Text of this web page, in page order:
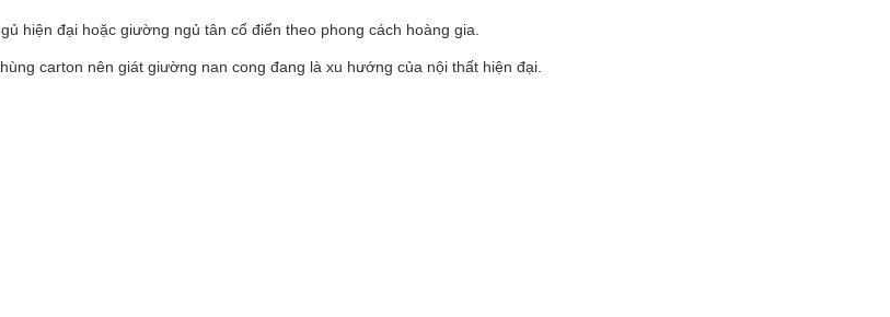
hiện đại hoặc giường ngủ tân cổ điển theo phong cách hoàng gia.
carton nên giát giường nan cong đang là xu hướng của nội thất hiện đại.